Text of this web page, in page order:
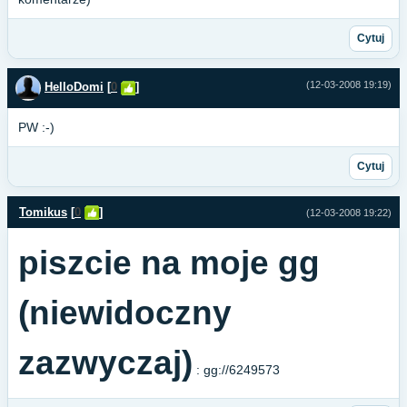
Cytuj
(12-03-2008 19:19)
HelloDomi [0 ]
PW :-)
Cytuj
(12-03-2008 19:22)
Tomikus [0 ]
piszcie na moje gg
(niewidoczny
zazwyczaj) : gg://6249573